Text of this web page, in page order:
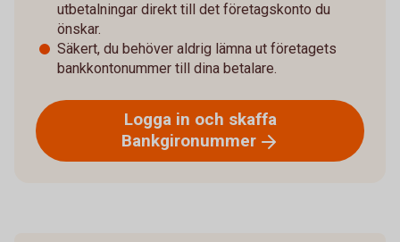
utbetalningar direkt till det företagskonto du
önskar.
Säkert, du behöver aldrig lämna ut företagets
bankkontonummer till dina betalare.
Logga in och skaffa
Bankgironummer